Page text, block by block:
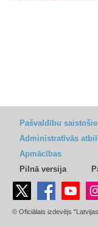
Pašvaldību
Administratīvās
Apmācības
Pilnā versija
© Oficiālais izdevējs